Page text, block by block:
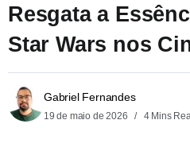
Resgata a
Star Wars nos
Gabriel Fernandes
19 de maio de 2026 4 Mins